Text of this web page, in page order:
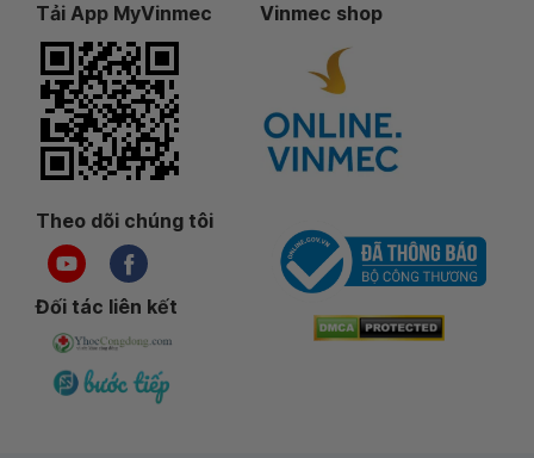
Tải App MyVinmec Vinmec shop
Theo dõi chúng tôi
Đối tác liên kết